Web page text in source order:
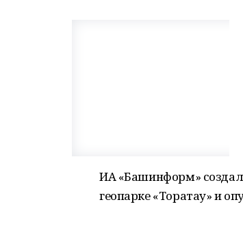
ИА «Башинформ»
геопарке «Торатау» и